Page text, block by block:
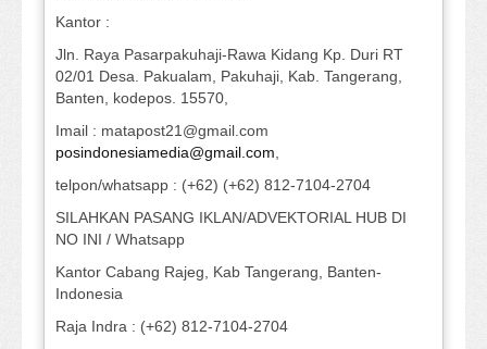
Kantor :
Jln. Raya Pasarpakuhaji-Rawa Kidang Kp. Duri RT
02/01 Desa. Pakualam, Pakuhaji, Kab. Tangerang,
Banten, kodepos. 15570,
Imail : matapost21@gmail.com
posindonesiamedia@gmail.com
telpon/whatsapp : (+62) (+62) 812-7104-2704
SILAHKAN PASANG IKLAN/ADVEKTORIAL HUB DI
NO INI / Whatsapp
Kantor Cabang Rajeg, Kab Tangerang, Banten-
Indonesia
Raja Indra : (+62) 812-7104-2704